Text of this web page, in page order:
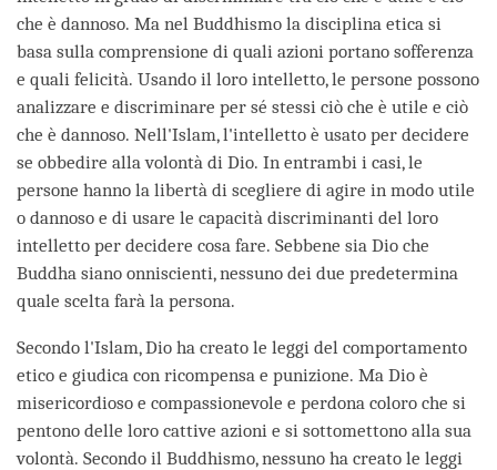
che è dannoso. Ma nel Buddhismo la disciplina etica si
basa sulla comprensione di quali azioni portano sofferenza
e quali felicità. Usando il loro intelletto, le persone possono
analizzare e discriminare per sé stessi ciò che è utile e ciò
che è dannoso. Nell'Islam, l'intelletto è usato per decidere
se obbedire alla volontà di Dio. In entrambi i casi, le
persone hanno la libertà di scegliere di agire in modo utile
o dannoso e di usare le capacità discriminanti del loro
intelletto per decidere cosa fare. Sebbene sia Dio che
Buddha siano onniscienti, nessuno dei due predetermina
quale scelta farà la persona.
Secondo l'Islam, Dio ha creato le leggi del comportamento
etico e giudica con ricompensa e punizione. Ma Dio è
misericordioso e compassionevole e perdona coloro che si
pentono delle loro cattive azioni e si sottomettono alla sua
volontà. Secondo il Buddhismo, nessuno ha creato le leggi